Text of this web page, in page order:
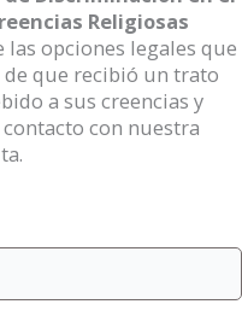
Religiosas
opciones legales que
de que recibió un trato
a sus creencias y
con nuestra